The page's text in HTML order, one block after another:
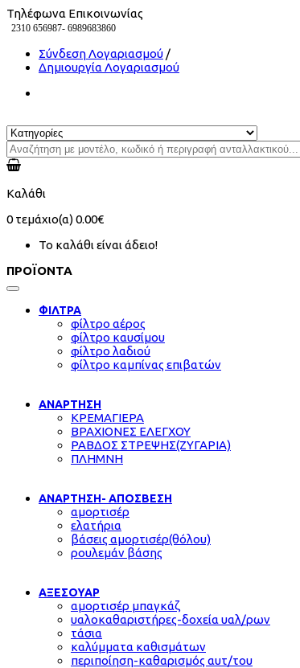
Τηλέφωνα Επικοινωνίας
2310 656987- 6989683860
Σύνδεση Λογαριασμού /
Δημιουργία Λογαριασμού
Καλάθι
0τεμάχιο(α)0.00€
Το καλάθι είναι άδειο!
ΠΡΟΪΟΝΤΑ
ΦΙΛΤΡΑ
φίλτρο αέρος
φίλτρο καυσίμου
φίλτρο λαδιού
φίλτρο καμπίνας επιβατών
ΑΝΑΡΤΗΣΗ
ΚΡΕΜΑΓΙΕΡΑ
ΒΡΑΧΙΟΝΕΣ ΕΛΕΓΧΟΥ
ΡΑΒΔΟΣ ΣΤΡΕΨΗΣ(ΖΥΓΑΡΙΑ)
ΠΛΗΜΝΗ
ΑΝΑΡΤΗΣΗ- ΑΠΟΣΒΕΣΗ
αμορτισέρ
ελατήρια
βάσεις αμορτισέρ(θόλου)
ρουλεμάν βάσης
ΑΞΕΣΟΥΑΡ
αμορτισέρ μπαγκάζ
υαλοκαθαριστήρες-δοχεία υαλ/ρων
τάσια
καλύμματα καθισμάτων
περιποίηση-καθαρισμός αυτ/του